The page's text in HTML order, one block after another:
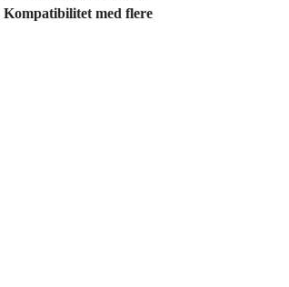
Kompatibilitet med flere